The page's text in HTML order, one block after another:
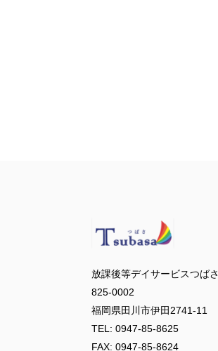
放課後等デイサービスつばさ
825-0002
福岡県田川市伊田2741-11
TEL: 0947-85-8625
FAX: 0947-85-8624